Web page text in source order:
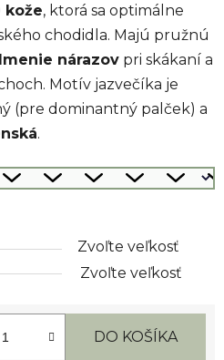
kože, ktorá sa optimálne
chodidla. Majú pružnú
nárazov pri skákaní a
Motív jazvečíka je
(pre dominantný palček) a
.
Zvoľte veľkosť
Zvoľte veľkosť
DO KOŠÍKA